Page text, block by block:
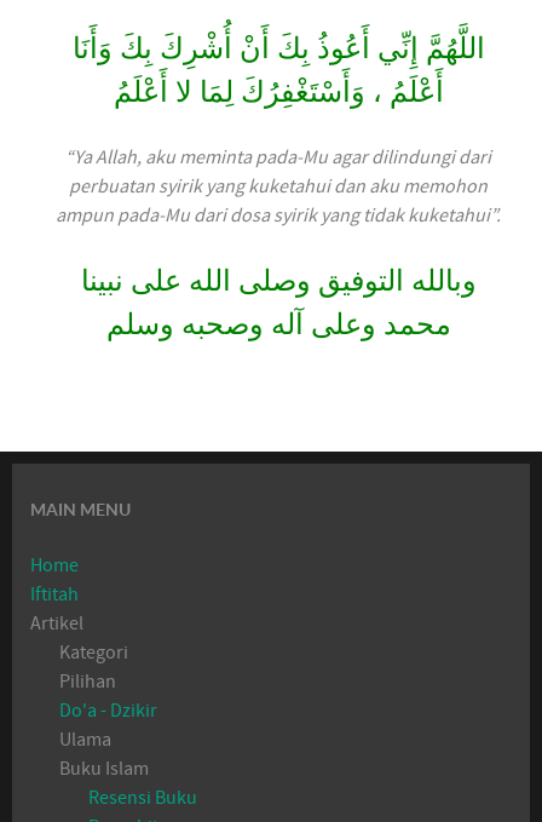
اللَّهُمَّ إِنِّي أَعُوذُ بِكَ أَنْ أُشْرِكَ بِكَ وَأَنَا
أَعْلَمُ ، وَأَسْتَغْفِرُكَ لِمَا لا أَعْلَمُ
“Ya Allah, aku meminta pada-Mu agar dilindungi dari
perbuatan syirik yang kuketahui dan aku memohon
ampun pada-Mu dari dosa syirik yang tidak kuketahui”.
وبالله التوفيق وصلى الله على نبينا
محمد وعلى آله وصحبه وسلم
MAIN MENU
Home
Iftitah
Artikel
Kategori
Pilihan
Do'a - Dzikir
Ulama
Buku Islam
Resensi Buku